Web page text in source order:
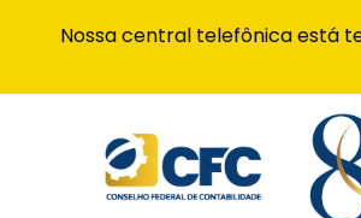
Nossa central telefônica está